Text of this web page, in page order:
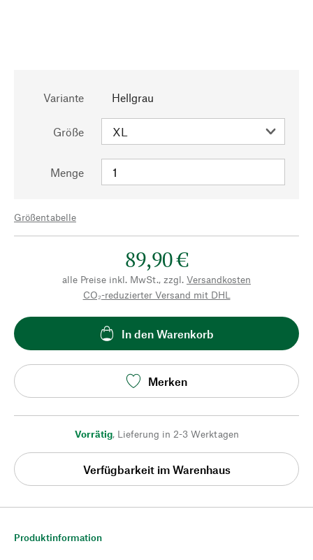
Variante Hellgrau
Größe
Menge
Größentabelle
89,90 €
alle Preise inkl. MwSt., zzgl. Versandkosten
CO₂-reduzierter Versand mit DHL
In den Warenkorb
Merken
Vorrätig, Lieferung in 2-3 Werktagen
Verfügbarkeit im Warenhaus
Produktinformation